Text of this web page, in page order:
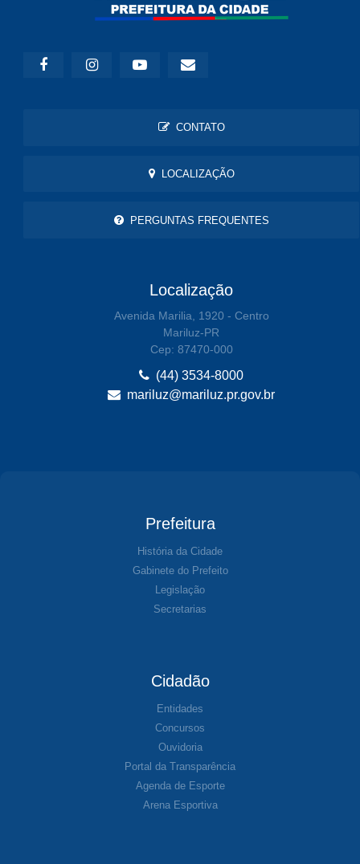
CONTATO
LOCALIZAÇÃO
PERGUNTAS FREQUENTES
Localização
Avenida Marilia, 1920 - Centro
Mariluz-PR
Cep: 87470-000
(44) 3534-8000
mariluz@mariluz.pr.gov.br
Prefeitura
História da Cidade
Gabinete do Prefeito
Legislação
Secretarias
Cidadão
Entidades
Concursos
Ouvidoria
Portal da Transparência
Agenda de Esporte
Arena Esportiva